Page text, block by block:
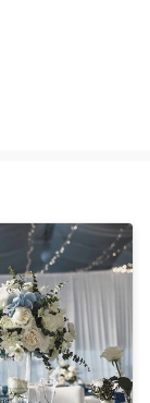
受到广泛认可
年)为他的
所作。